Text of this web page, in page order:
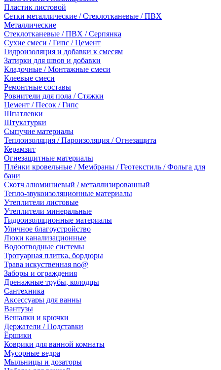
Пластик листовой
Сетки металлические / Стеклотканевые / ПВХ
Металлические
Стеклотканевые / ПВХ / Серпянка
Сухие смеси / Гипс / Цемент
Гидроизоляция и добавки к смесям
Затирки для швов и добавки
Кладочные / Монтажные смеси
Клеевые смеси
Ремонтные составы
Ровнители для пола / Стяжки
Цемент / Песок / Гипс
Шпатлевки
Штукатурки
Сыпучие материалы
Теплоизоляция / Пароизоляция / Огнезащита
Керамзит
Огнезащитные материалы
Плёнки кровельные / Мембраны / Геотекстиль / Фольга для
бани
Скотч алюминиевый / металлизированный
Тепло-звукоизоляционные материалы
Утеплители листовые
Утеплители минеральные
Гидроизоляционные материалы
Уличное благоустройство
Люки канализационные
Водоотводные системы
Тротуарная плитка, бордюры
Трава искуственная no@
Заборы и ограждения
Дренажные трубы, колодцы
Сантехника
Аксессуары для ванны
Вантузы
Вешалки и крючки
Держатели / Подставки
Ёршики
Коврики для ванной комнаты
Мусорные ведра
Мыльницы и дозаторы